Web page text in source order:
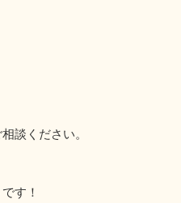
談ください。
す！